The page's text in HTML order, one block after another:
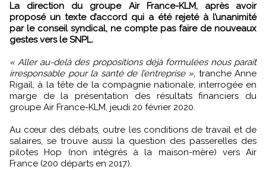
La direction du groupe Air France-KLM, après avoir
proposé un texte d’accord qui a été rejeté à l’unanimité
par le conseil syndical, ne compte pas faire de nouveaux
gestes vers le SNPL.
« Aller au-delà des propositions déjà formulées nous parait
irresponsable pour la santé de l’entreprise », tranche Anne
Rigail, à la tête de la compagnie nationale, interrogée en
marge de la présentation des résultats financiers du
groupe Air France-KLM, jeudi 20 février 2020.
Au cœur des débats, outre les conditions de travail et de
salaires, se trouve aussi la question des passerelles des
pilotes Hop (non intégrés à la maison-mère) vers Air
France (200 départs en 2017).